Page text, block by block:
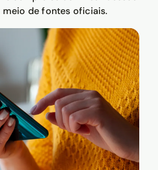
de fontes oficiais.